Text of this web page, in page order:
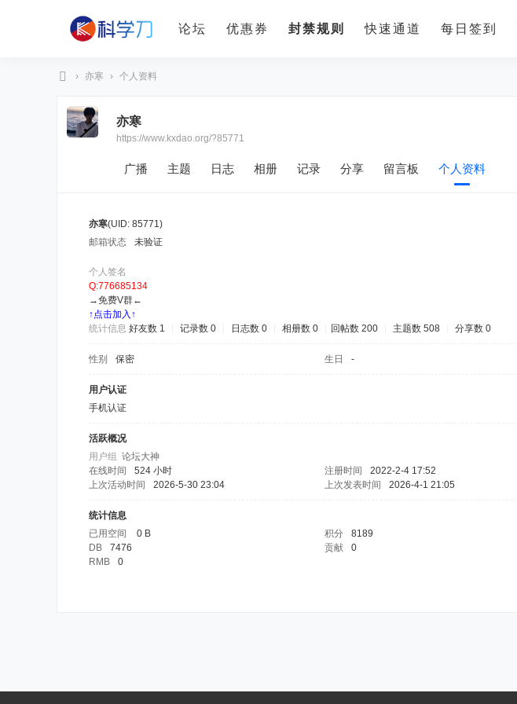
论坛 优惠券 封禁规则 快速通道 每日签到
学
› 亦寒 › 个人资料
亦寒
https://www.kxdao.org/?85771
广播 主题 日志 相册 记录 分享 留言板 个人资料
亦寒(UID: 85771)
邮箱状态
未验证
个人签名
Q:776685134
→免费V群←
↑点击加入↑
统计信息 好友数 1 记录数 0 日志数 0 相册数 0 回帖数 200 主题数 508 分享数 0
性别 保密 生日 -
用户认证
手机认证
活跃概况
用户组 论坛大神
在线时间
524 小时 注册时间 2022-2-4 17:52
上次活动时间
2026-5-30 23:04 上次发表时间 2026-4-1 21:05
统计信息
已用空间
0 B 积分 8189
DB
7476 贡献 0
RMB
0